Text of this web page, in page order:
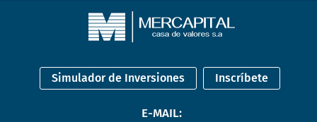
Simulador de Inversiones Inscríbete
E-MAIL: